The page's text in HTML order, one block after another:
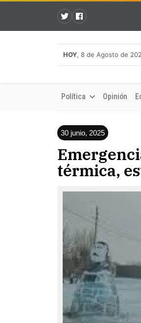
HOY, 8 de Agosto de
Política Opinión
30 junio, 2025
térmica,